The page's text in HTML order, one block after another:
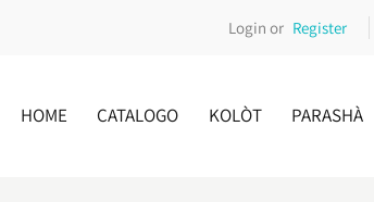
Login or Register
HOME CATALOGO KOLÒT PARASHÀ